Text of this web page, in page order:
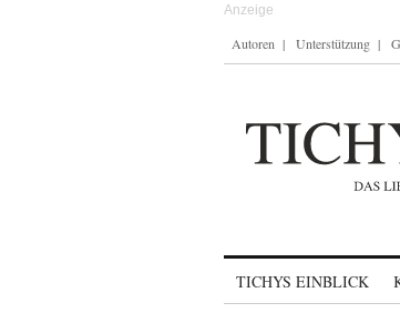
Autoren Unterstützung
TICHYS EINBLICK